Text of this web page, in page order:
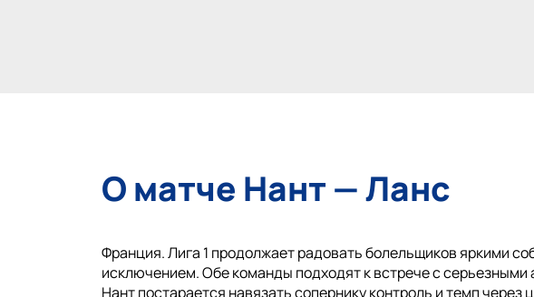
О матче Нант — Ланс
Франция. Лига 1 продолжает радовать болельщиков яркими
исключением. Обе команды подходят к встрече с
Нант постарается навязать сопернику контроль и темп